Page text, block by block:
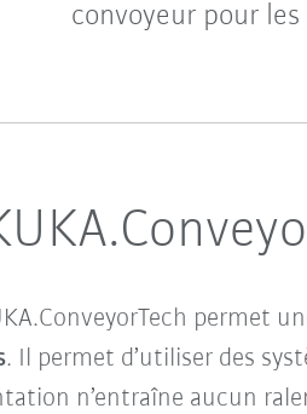
convoyeur pour
permet
. Il permet d’utiliser des
n’entraîne aucun